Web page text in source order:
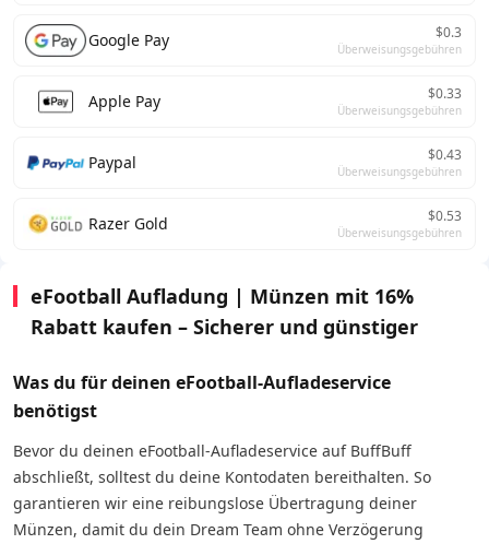
Google Pay $0.3
Überweisungsgebühren
Apple Pay $0.33
Überweisungsgebühren
Paypal $0.43
Überweisungsgebühren
Razer Gold $0.53
Überweisungsgebühren
eFootball Aufladung | Münzen mit 16%
Rabatt kaufen – Sicherer und günstiger
Was du für deinen eFootball-Aufladeservice
benötigst
Bevor du deinen eFootball-Aufladeservice auf BuffBuff
abschließt, solltest du deine Kontodaten bereithalten. So
garantieren wir eine reibungslose Übertragung deiner
Münzen, damit du dein Dream Team ohne Verzögerung